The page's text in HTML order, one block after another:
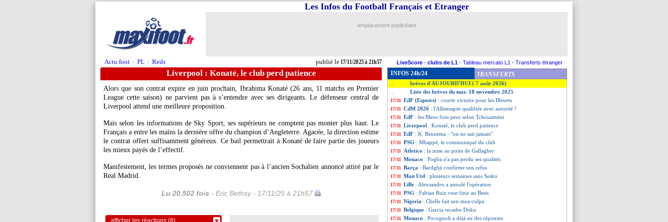
Actu foot > PL > Reds publié le17/11/2025 à 21h57
Les Infos du Football Français et Etranger
emplacement publicitaire
LiveScore - clubs de L1 - Tableau mercato L1 - Transferts étranger
Liverpool : Konaté, le club perd patience
Alors que son contrat expire en juin prochain, Ibrahima Konaté (26 ans, 11 matchs en Premier
League cette saison) ne parvient pas à s’entendre avec ses dirigeants. Le défenseur central de
Liverpool attend une meilleure proposition.
Mais selon les informations de Sky Sport, ses supérieurs ne comptent pas monter plus haut. Le
Français a entre les mains la dernière offre du champion d’Angleterre. Agacée, la direction estime
le contrat offert suffisamment généreux. Ce bail permettrait à Konaté de faire partie des joueurs
les mieux payés de l’effectif.
Manifestement, les termes proposés ne conviennent pas à l’ancien Sochalien annoncé attiré par le
Real Madrid.
Lu 20.502 fois - Eric Bethsy - 17/11/25 à 21h57
afficher les réactions (8)
INFOS 24h/24 TRANSFERTS
brèves d'AUJOURD'HUI ( 7 août 2026)
Liste des brèves du mar. 18 novembre 2025
17/11 EdF (Espoirs) : courte victoire pour les Bleuets
17/11 CdM 2026 : l'Allemagne qualifiée avec autorité !
17/11 EdF : les Bleus font peur selon Tchouaméni
17/11 Liverpool : Konaté, le club perd patience
17/11 EdF : K. Benzema - "on ne sait jamais"
17/11 PSG : Mbappé, le communiqué du club
17/11 Atletico : la mise au point de Gallagher
17/11 Monaco : Pogba n'a pas perdu ses qualités
17/11 Barça : Bardghji confirme son refus
17/11 Man Utd : plusieurs semaines sans Sesko
17/11 Lille : Alexsandro a annulé l'opération
17/11 PSG : Fabian Ruiz veut finir au Betis
17/11 Nigeria : Chelle fait son mea-culpa
17/11 Belgique : Garcia recadre Doku
17/11 Monaco : Pocognoli a déjà eu des réponses